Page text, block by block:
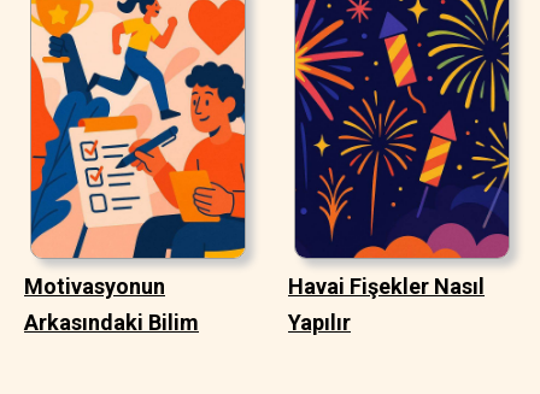
Motivasyonun
Arkasındaki Bilim
Havai Fişekler Nasıl
Yapılır